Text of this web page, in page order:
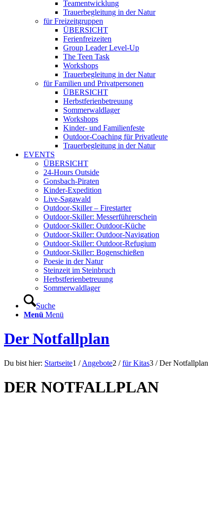
Teamentwicklung
Trauerbegleitung in der Natur
für Freizeitgruppen
ÜBERSICHT
Ferienfreizeiten
Group Leader Level-Up
The Teen Task
Workshops
Trauerbegleitung in der Natur
für Familien und Privatpersonen
ÜBERSICHT
Herbstferienbetreuung
Sommerwaldlager
Workshops
Kinder- und Familienfeste
Outdoor-Coaching für Privatleute
Trauerbegleitung in der Natur
EVENTS
ÜBERSICHT
24-Hours Outside
Gonsbach-Piraten
Kinder-Expedition
Live-Sagawald
Outdoor-Skiller – Firestarter
Outdoor-Skiller: Messerführerschein
Outdoor-Skiller: Outdoor-Küche
Outdoor-Skiller: Outdoor-Navigation
Outdoor-Skiller: Outdoor-Refugium
Outdoor-Skiller: Bogenschießen
Poesie in der Natur
Steinzeit im Steinbruch
Herbstferienbetreuung
Sommerwaldlager
Suche
Menü Menü
Der Notfallplan
Du bist hier: Startseite1 / Angebote2 / für Kitas3 / Der Notfallplan
DER NOTFALLPLAN